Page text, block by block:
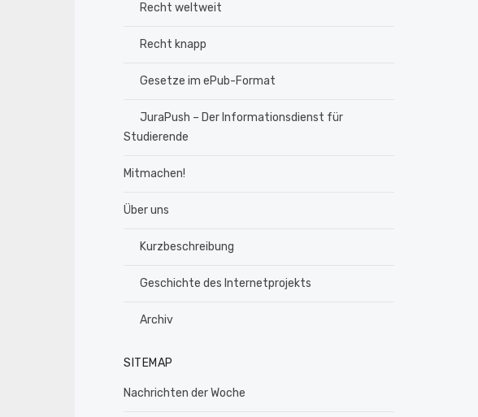
Recht weltweit
Recht knapp
Gesetze im ePub-Format
JuraPush – Der Informationsdienst für
Studierende
Mitmachen!
Über uns
Kurzbeschreibung
Geschichte des Internetprojekts
Archiv
SITEMAP
Nachrichten der Woche